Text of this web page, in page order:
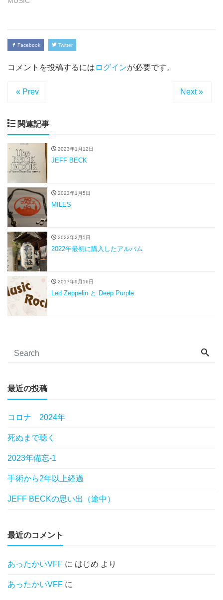
Facebook Twitter
コメントを投稿するには ログインが必要です。
« Prev Next »
関連記事
2023年1月12日
JEFF BECK
2023年1月5日
MILES
2022年2月5日
2022年最初に購入したアルバム
2017年9月16日
Led Zeppelin と Deep Purple
最近の投稿
コロナ 2024年
死ぬまで聴く
2023年備忘-1
手術から2年以上経過
JEFF BECKの思い出（途中）
最近のコメント
あったかいVFF に はじめ より
あったかいVFF に